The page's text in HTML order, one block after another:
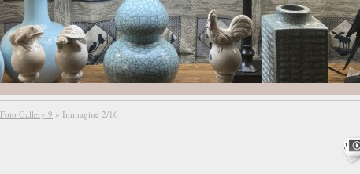
Foto Gallery 9 » Immagine 2/16